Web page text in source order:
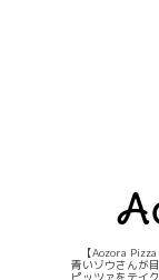
【Aozora
青いゾウさんが